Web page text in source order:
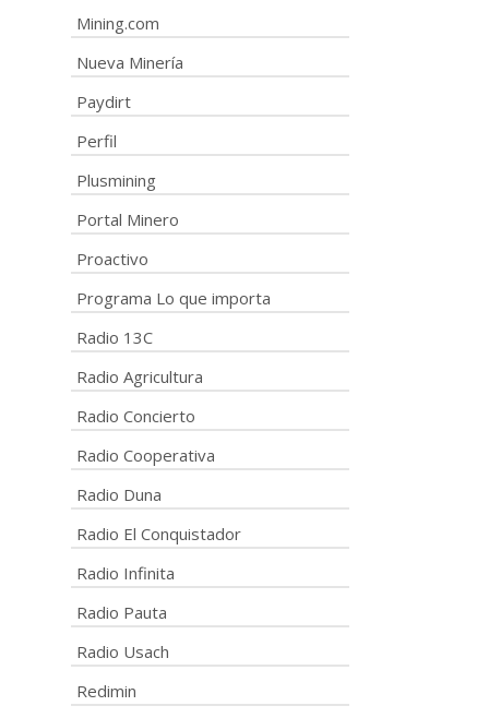
Mining.com
Nueva Minería
Paydirt
Perfil
Plusmining
Portal Minero
Proactivo
Programa Lo que importa
Radio 13C
Radio Agricultura
Radio Concierto
Radio Cooperativa
Radio Duna
Radio El Conquistador
Radio Infinita
Radio Pauta
Radio Usach
Redimin